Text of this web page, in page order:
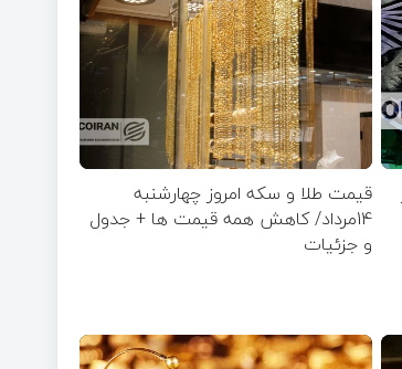
قیمت طلا و سکه امروز چهارشنبه
14مرداد/ کاهش همه قیمت ها + جدول
و جزئیات